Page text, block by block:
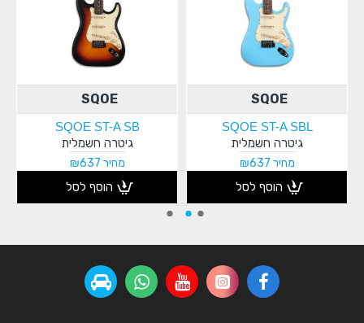
SQOE
SQOE ST-A SBL
גיטרה חשמלית
מחיר ₪637
הוסף לסל
SQOE
SQOE ST-A SB
גיטרה חשמלית
מחיר ₪637
הוסף לסל